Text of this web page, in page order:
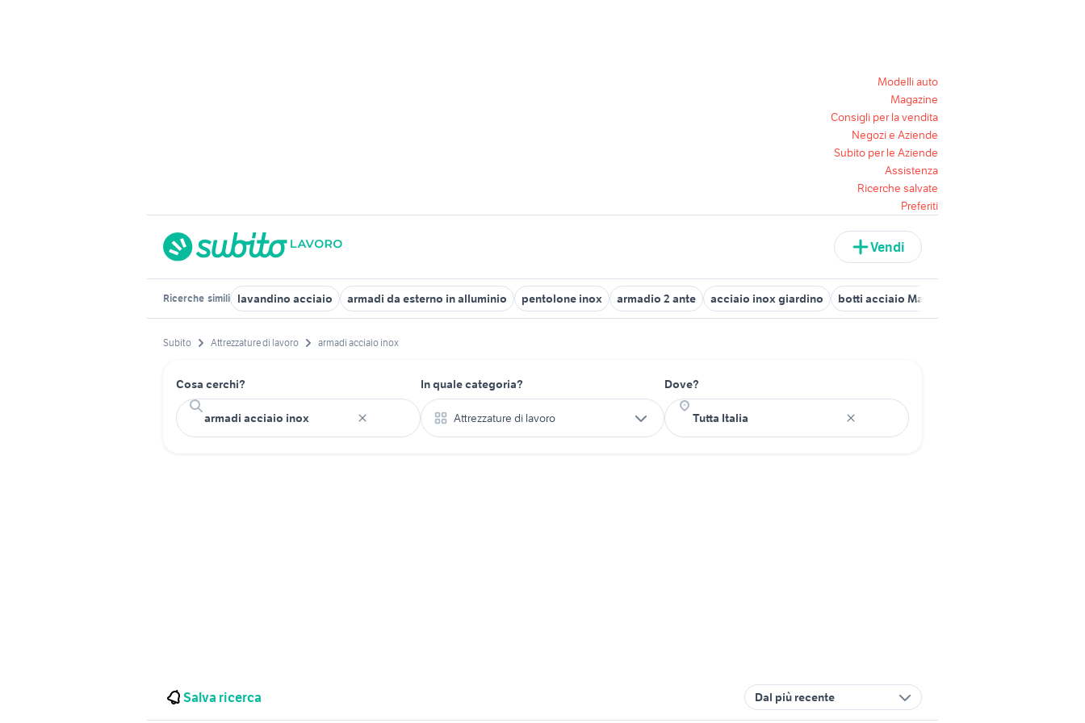
Modelli auto
Magazine
Consigli per la vendita
Negozi e Aziende
Subito per le Aziende
Assistenza
Ricerche salvate
Preferiti
Vendi
Ricerche simili lavandino acciaio armadi da esterno in alluminio pentolone inox armadio 2 ante acciaio inox giardino botti acciaio Marche
Subito Attrezzature di lavoro armadi acciaio inox
Cosa cerchi? In quale categoria?
Attrezzature di lavoro
Dove?
Salva ricerca Dal più recente